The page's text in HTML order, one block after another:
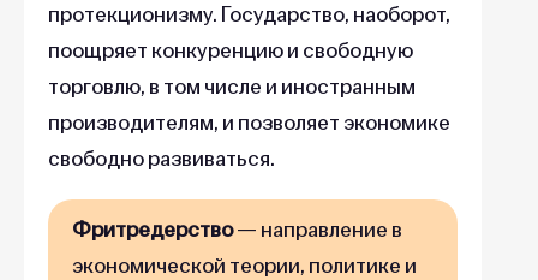
протекционизму. Государство, наоборот,
поощряет конкуренцию и свободную
торговлю, в том числе и иностранным
производителям, и позволяет экономике
свободно развиваться.
Фритредерство— направление в
экономической теории, политике и